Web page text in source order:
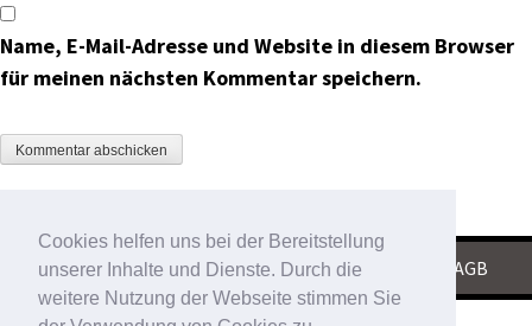
Cookies helfen uns bei der Bereitstellung
unserer Inhalte und Dienste. Durch die
weitere Nutzung der Webseite stimmen Sie
Name, E-Mail-Adresse und Website in diesem Browser
für meinen nächsten Kommentar speichern.
KONTAKT|IMPRESSUM|DATENSCHUTZ AGB